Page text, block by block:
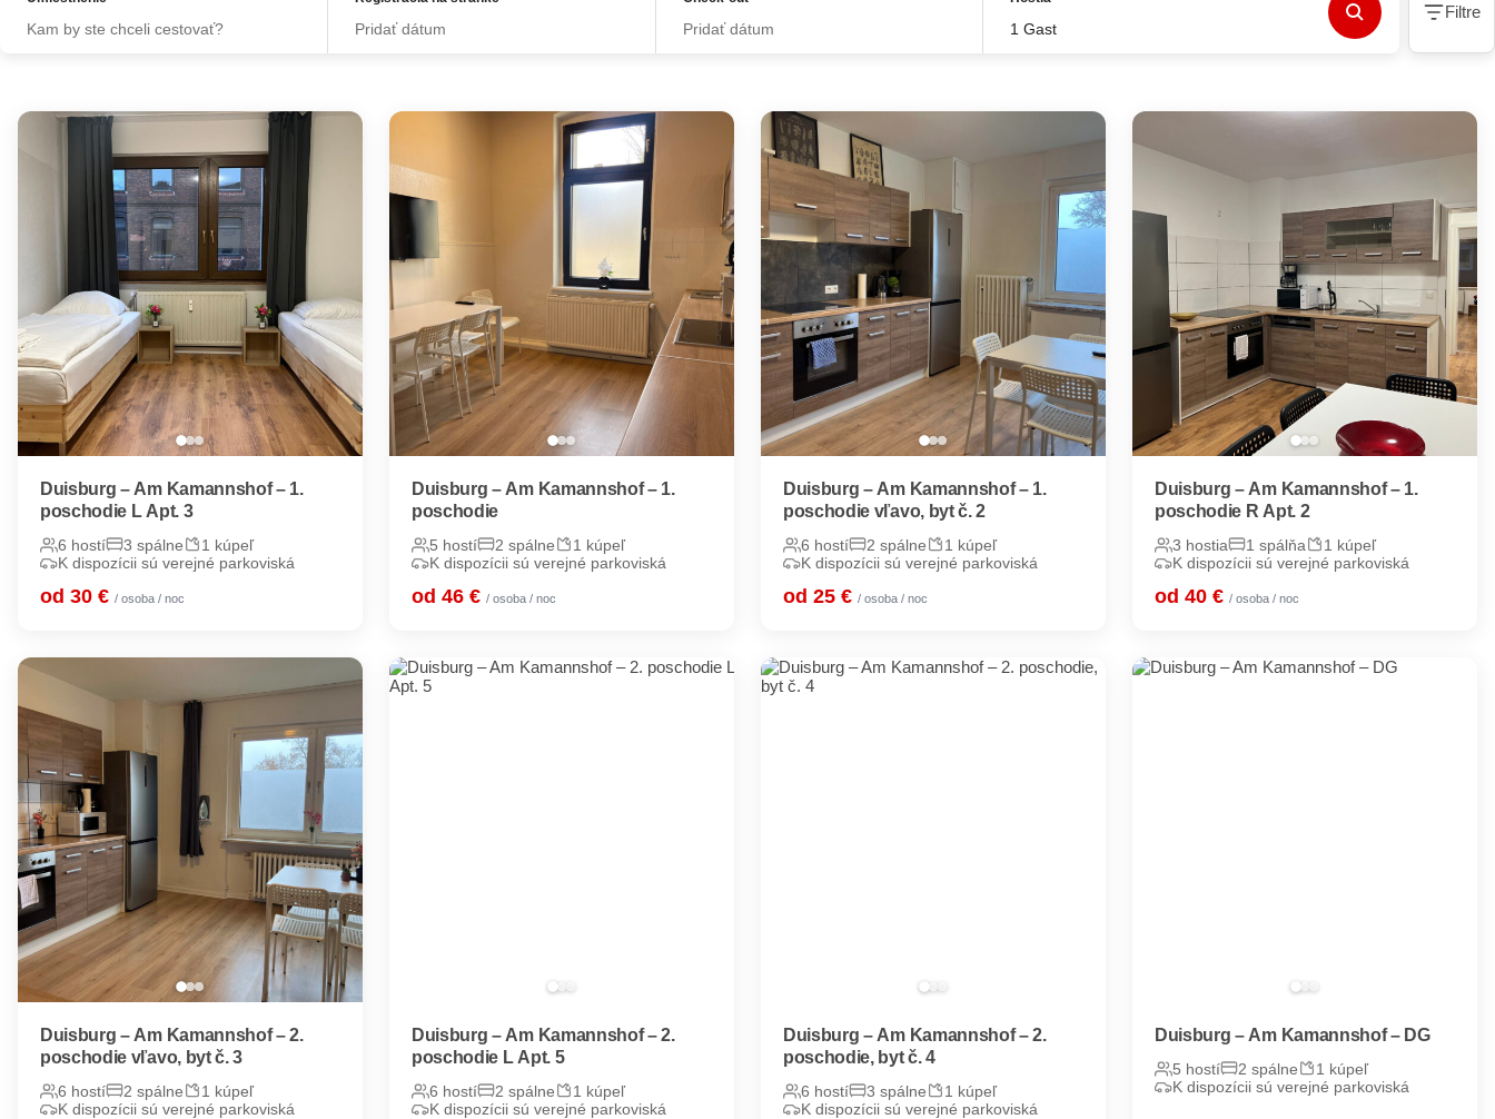
Filtre
Duisburg – Am Kamannshof – 1.
poschodie L Apt. 3
6 hostí 3 spálne
1 kúpeľ
K dispozícii sú verejné parkoviská
od 30 € / osoba / noc
Duisburg – Am Kamannshof – 1.
poschodie
5 hostí 2 spálne
1 kúpeľ
K dispozícii sú verejné parkoviská
od 46 € / osoba / noc
Duisburg – Am Kamannshof – 1.
poschodie vľavo, byt č. 2
6 hostí 2 spálne
1 kúpeľ
K dispozícii sú verejné parkoviská
od 25 € / osoba / noc
Duisburg – Am Kamannshof – 1.
poschodie R Apt. 2
3 hostia 1 spálňa
1 kúpeľ
K dispozícii sú verejné parkoviská
od 40 € / osoba / noc
Duisburg – Am Kamannshof – 2.
poschodie vľavo, byt č. 3
6 hostí 2 spálne
1 kúpeľ
K dispozícii sú verejné parkoviská
Duisburg – Am Kamannshof – 2.
poschodie L Apt. 5
6 hostí 2 spálne
1 kúpeľ
K dispozícii sú verejné parkoviská
Duisburg – Am Kamannshof – 2.
poschodie, byt č. 4
6 hostí 3 spálne
1 kúpeľ
K dispozícii sú verejné parkoviská
Duisburg – Am Kamannshof – DG
5 hostí 2 spálne
1 kúpeľ
K dispozícii sú verejné parkoviská